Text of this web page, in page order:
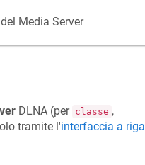
Media Server
DLNA (per classe ,
tramite l'interfaccia a riga